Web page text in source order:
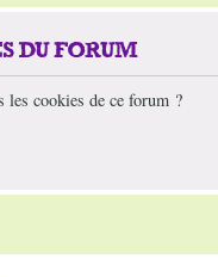
DU FORUM
cookies de ce forum ?